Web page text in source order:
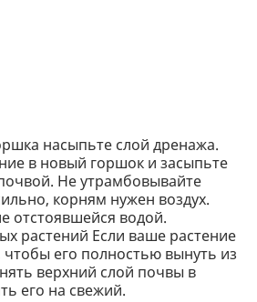
насыпьте слой дренажа.
в новый горшок и засыпьте
Не утрамбовывайте
корням нужен воздух.
отстоявшейся водой.
растений Если ваше растение
его полностью вынуть из
верхний слой почвы в
его на свежий.